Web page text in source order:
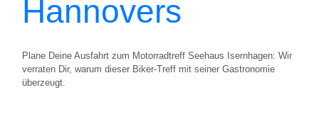
Hannovers
Plane Deine Ausfahrt zum Motorradtreff Seehaus Isernhagen: Wir
verraten Dir, warum dieser Biker-Treff mit seiner Gastronomie
überzeugt.